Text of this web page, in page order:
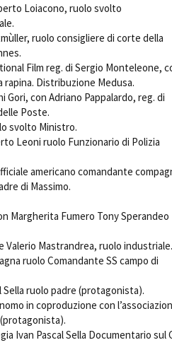
Loiacono, ruolo svolto
ruolo consigliere di corte della
Film reg. di Sergio Monteleone,
rapina. Distribuzione Medusa.
Gori, con Adriano Pappalardo, reg. di
Poste.
svolto Ministro.
Leoni ruolo Funzionario di Polizia
americano comandante
di Massimo.
Margherita Fumero Tony Sperandeo
Mastrandrea, ruolo industriale.
ruolo Comandante SS campo di
ruolo padre (protagonista).
in coproduzione con
Ivan Pascal Sella Documentario sul